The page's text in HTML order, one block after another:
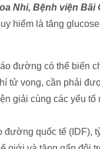
Nhi, Bệnh viện Bãi
hiểm là tăng
đường có thể biến
tử vong, cần phải
giải cùng các yếu tố
quốc tế (IDF),